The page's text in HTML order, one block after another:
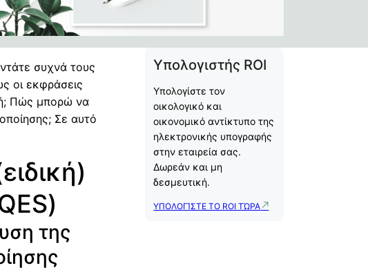
συχνά τους
οι εκφράσεις
Πώς μπορώ να
Σε αυτό
της
Υπολογιστής ROI
Υπολογίστε τον
οικολογικό και
οικονομικό αντίκτυπο της
ηλεκτρονικής υπογραφής
στην εταιρεία σας.
Δωρεάν και μη
δεσμευτική.
ΥΠΟΛΟΓΊΣΤΕ ΤΟ ROI ΤΏΡΑ